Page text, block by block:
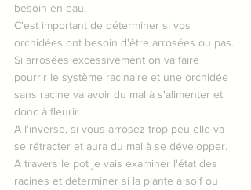
besoin en eau.
C'est important de déterminer si vos
orchidées ont besoin d'être arrosées ou pas.
Si arrosées excessivement on va faire
pourrir le système racinaire et une orchidée
sans racine va avoir du mal à s'alimenter et
donc à fleurir.
A l'inverse, si vous arrosez trop peu elle va
se rétracter et aura du mal à se développer.
A travers le pot je vais examiner l'état des
racines et déterminer si la plante a soif ou